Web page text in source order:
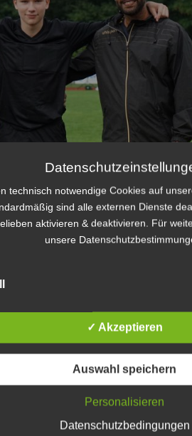
und Jan Zillken vor dem Spiel
Räume besetzen sollten und wie
umgesetzt werden möge.
technisch notwendige Cookies auf
sind alle externen Dienste
aktivieren & deaktivieren. Für
unsere
✓ Akzeptieren
Auswahl speichern
Personalisieren
Datenschutzbedingungen